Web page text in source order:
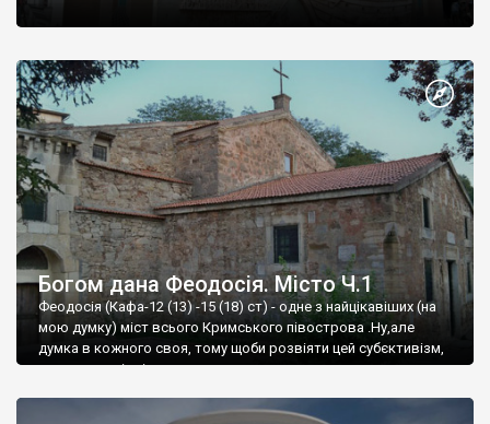
Богом дана Феодосія. Місто Ч.1
Феодосія (Кафа-12 (13) -15 (18) ст) - одне з найцікавіших (на
мою думку) міст всього Кримського півострова .Ну,але
думка в кожного своя, тому щоби розвіяти цей субєктивізм,
запрошую відвідати це